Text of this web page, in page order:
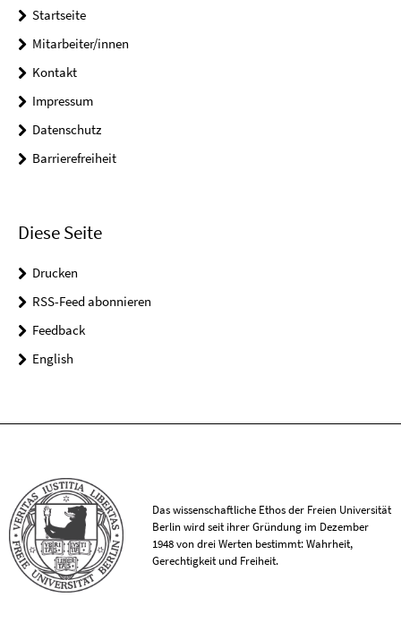
Startseite
Mitarbeiter/innen
Kontakt
Impressum
Datenschutz
Barrierefreiheit
Diese Seite
Drucken
RSS-Feed abonnieren
Feedback
English
Das wissenschaftliche Ethos der Freien Universität
Berlin wird seit ihrer Gründung im Dezember
1948 von drei Werten bestimmt: Wahrheit,
Gerechtigkeit und Freiheit.